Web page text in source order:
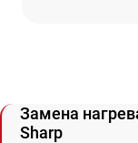
Замена
Sharp